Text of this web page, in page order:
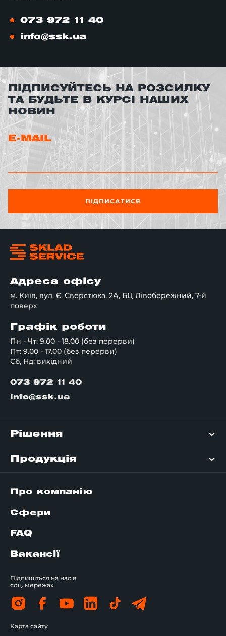
073 972 11 40
info@ssk.ua
ПІДПИСУЙТЕСЬ НА РОЗСИЛКУ
ТА БУДЬТЕ В КУРСІ НАШИХ
НОВИН
E-MAIL
ПІДПИСАТИСЯ
Адреса офісу
м. Київ, вул. Є. Сверстюка, 2А, БЦ Лівобережний, 7-й
поверх
Графік роботи
Пн - Чт: 9.00 - 18.00 (без перерви)
Пт: 9.00 - 17.00 (без перерви)
Сб, Нд: вихідний
073 972 11 40
info@ssk.ua
Рішення
Продукція
Про компанію
Сфери
FAQ
Вакансії
Підпишіться на нас в
соц. мережах
Карта сайту